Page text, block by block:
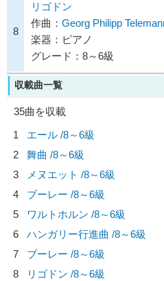
8
リゴドン
作曲： Georg Philipp
楽器：ピアノ
グレード：8～6級
収載曲一覧
35曲を収載
1
エール /8～6級
2
舞曲 /8～6級
3
メヌエット /8～6級
4
ブーレー /8～6級
5
ワルトホルン /8～6級
6
ハンガリー行進曲 /8～6級
7
ブーレー /8～6級
8
リゴドン /8～6級